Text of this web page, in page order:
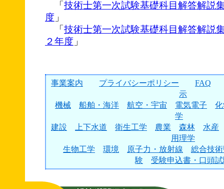
「 技術士第一次試験基礎科目解答解説
度 」
「 技術士第一次試験基礎科目解答解説
２年度 」
事業案内 プライバシーポリシー
FAQ
示
機械
船舶・海洋 航空・宇宙 電気電子
学
建設
上下水道 衛生工学 農業 森林
水産
用理学
生物工学
環境 原子力・放射線
総合技
験
受験申込書・口頭